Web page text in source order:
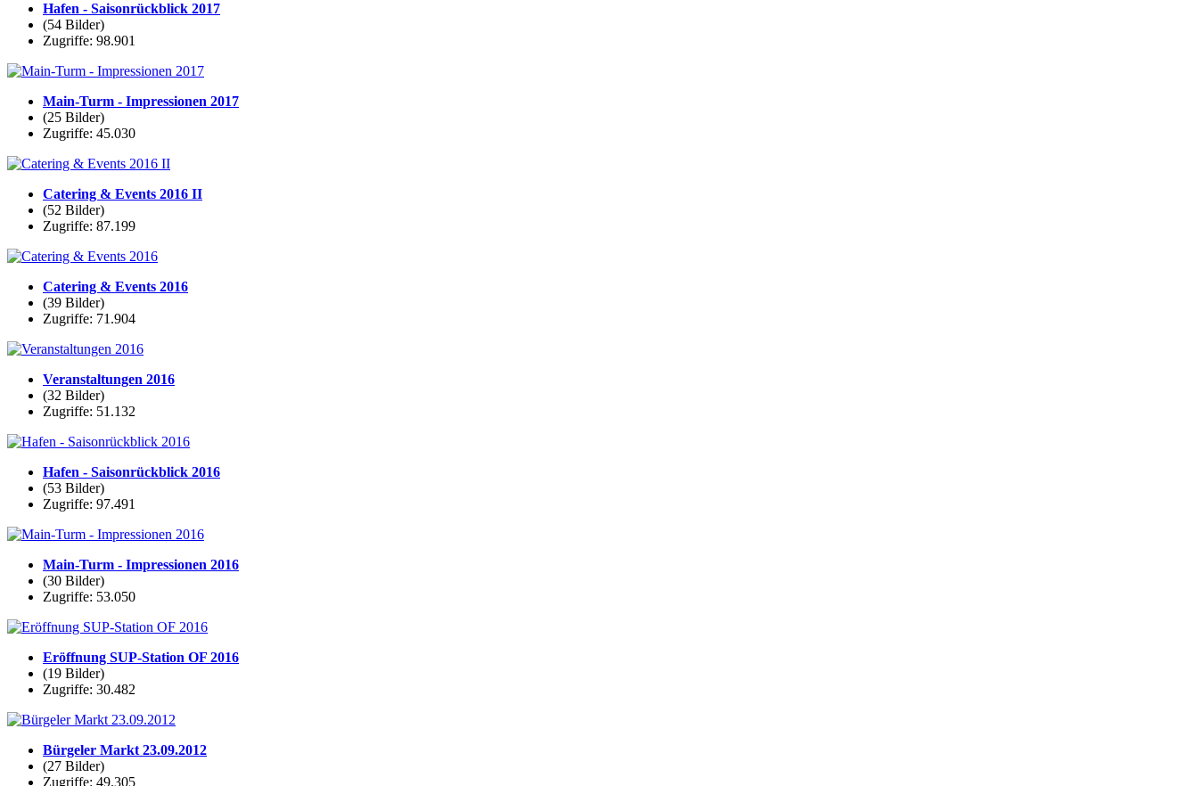
Hafen - Saisonrückblick 2017
(54 Bilder)
Zugriffe: 98.901
Main-Turm - Impressionen 2017
(25 Bilder)
Zugriffe: 45.030
Catering & Events 2016 II
(52 Bilder)
Zugriffe: 87.199
Catering & Events 2016
(39 Bilder)
Zugriffe: 71.904
Veranstaltungen 2016
(32 Bilder)
Zugriffe: 51.132
Hafen - Saisonrückblick 2016
(53 Bilder)
Zugriffe: 97.491
Main-Turm - Impressionen 2016
(30 Bilder)
Zugriffe: 53.050
Eröffnung SUP-Station OF 2016
(19 Bilder)
Zugriffe: 30.482
Bürgeler Markt 23.09.2012
(27 Bilder)
Zugriffe: 49.305